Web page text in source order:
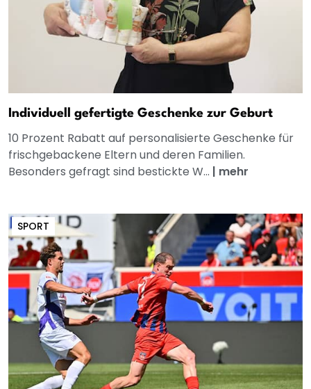
Individuell gefertigte Geschenke zur Geburt
10 Prozent Rabatt auf personalisierte Geschenke für
frischgebackene Eltern und deren Familien.
Besonders gefragt sind bestickte W... | mehr
SPORT